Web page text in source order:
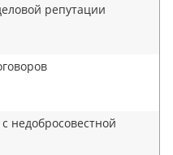
аналогичных
все ваши
включая
были заранее
возможных
репутации
недобросовестной